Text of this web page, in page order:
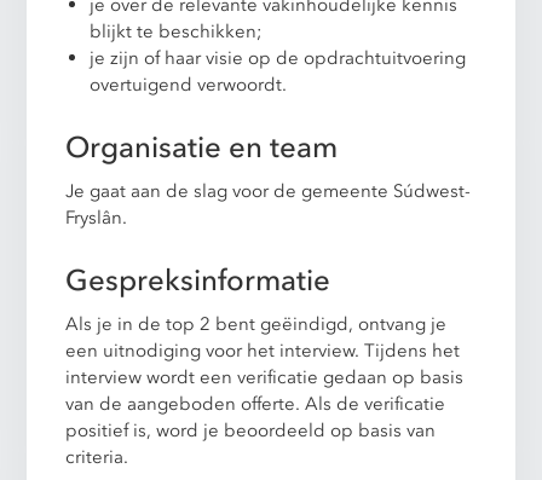
blijkt te beschikken;
je zijn of haar visie op de opdrachtuitvoering
overtuigend verwoordt.
Organisatie en team
Je gaat aan de slag voor de gemeente Súdwest-
Fryslân.
Gespreksinformatie
Als je in de top 2 bent geëindigd, ontvang je
een uitnodiging voor het interview. Tijdens het
interview wordt een verificatie gedaan op basis
van de aangeboden offerte. Als de verificatie
positief is, word je beoordeeld op basis van
criteria.